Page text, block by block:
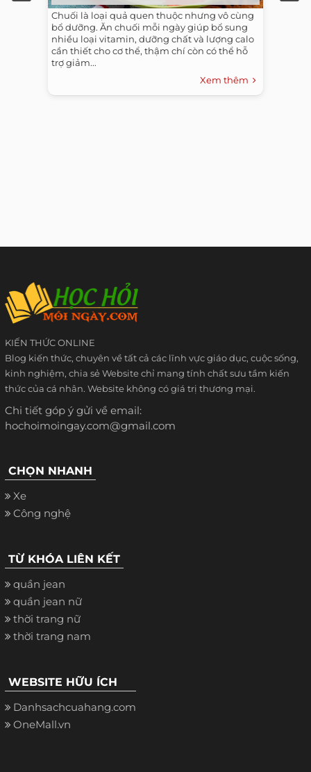
Chuối là loại quả quen thuộc nhưng vô cùng
bổ dưỡng. Ăn chuối mỗi ngày giúp bổ sung
nhiều loại vitamin, dưỡng chất và lượng calo
cần thiết cho cơ thể, thậm chí còn có thể hỗ
trợ giảm...
Xem thêm
KIẾN THỨC ONLINE
Blog kiến thức, chuyên về tất cả các lĩnh vực giáo dục, cuộc sống,
kinh nghiệm, chia sẻ Website chỉ mang tính chất sưu tầm kiến
thức của cá nhân. Website không có giá trị thương mại.
Chi tiết góp ý gửi về email:
hochoimoingay.com@gmail.com
CHỌN NHANH
Xe
Công nghệ
TỪ KHÓA LIÊN KẾT
quần jean
quần jean nữ
thời trang nữ
thời trang nam
WEBSITE HỮU ÍCH
Danhsachcuahang.com
OneMall.vn